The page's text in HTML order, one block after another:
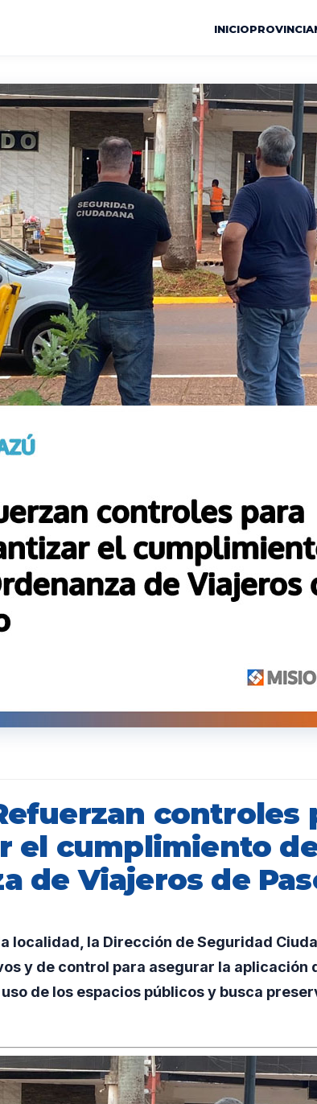
INICIOPROVINCIA
controles
el cumplimiento
de Viajeros de
la localidad, la Dirección de Seguridad
y de control para asegurar la aplicación
de los espacios públicos y busca